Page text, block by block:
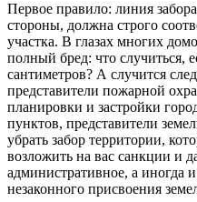
Первое правило: линия
стороны, должна строго
участка. В глазах многих
полный бред: что случиться,
сантиметров? А случится
представители пожарной
планировки и застройки
пунктов, представители
убрать забор территории,
возложить на вас санкции и
административное, а иногда
незаконного присвоения